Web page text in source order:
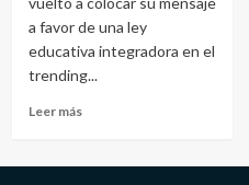
a favor de una ley
educativa integradora en el
trending...
Leer más